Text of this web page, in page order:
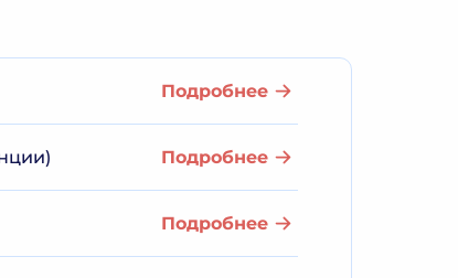
Подробнее
Подробнее
Подробнее